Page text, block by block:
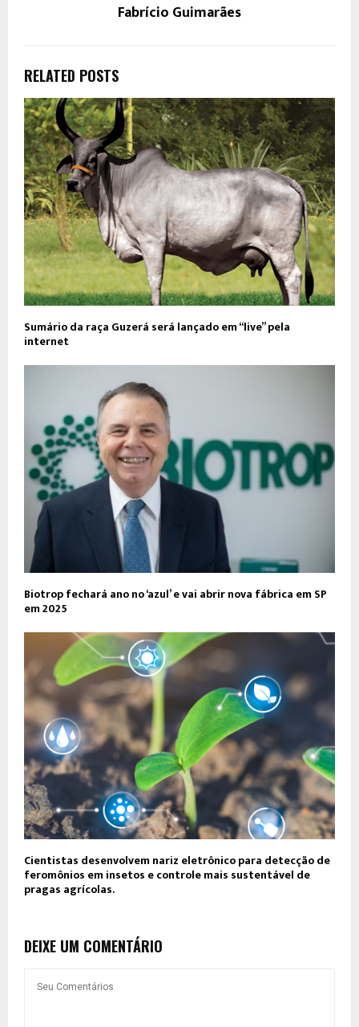
Fabrício Guimarães
RELATED POSTS
Sumário da raça Guzerá será lançado em “live” pela
internet
Biotrop fechará ano no ‘azul’ e vai abrir nova fábrica em SP
em 2025
Cientistas desenvolvem nariz eletrônico para detecção de
feromônios em insetos e controle mais sustentável de
pragas agrícolas.
DEIXE UM COMENTÁRIO